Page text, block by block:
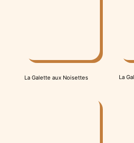
La Galette aux Noisettes La